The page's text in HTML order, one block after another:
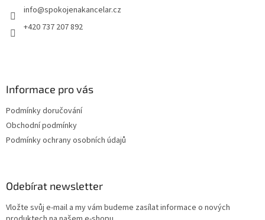
info@spokojenakancelar.cz
+420 737 207 892
Informace pro vás
Podmínky doručování
Obchodní podmínky
Podmínky ochrany osobních údajů
Odebírat newsletter
Vložte svůj e-mail a my vám budeme zasílat informace o nových